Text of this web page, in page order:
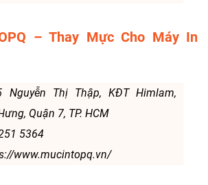
– Thay Mực Cho Máy In
Thị Thập, KĐT Himlam,
Quận 7, TP. HCM
5364
www.mucintopq.vn/